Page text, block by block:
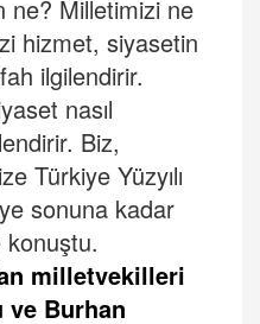
ne? Milletimizi ne
hizmet, siyasetin
ilgilendirir.
nasıl
Biz,
Türkiye Yüzyılı
sonuna kadar
milletvekilleri
ve Burhan